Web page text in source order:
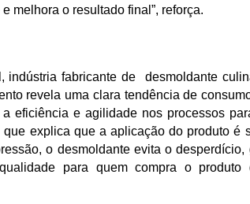
melhora o resultado final”, reforça.
indústria fabricante de desmoldante
revela uma clara tendência de
eficiência e agilidade nos processos
explica que a aplicação do produto é
o desmoldante evita o desperdício,
para quem compra o produto